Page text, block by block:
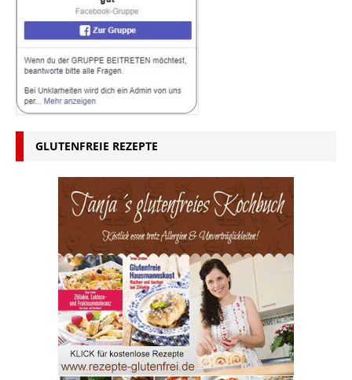
GLUTENFREIE REZEPTE